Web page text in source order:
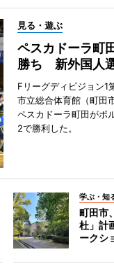
見る・遊ぶ
ペスカドーラ町
勝ち 新外国人
Fリーグディビジョン1
市立総合体育館（町田
ペスカドーラ町田がボ
2で勝利した。
学ぶ・知
町田市
杜」計
ークシ